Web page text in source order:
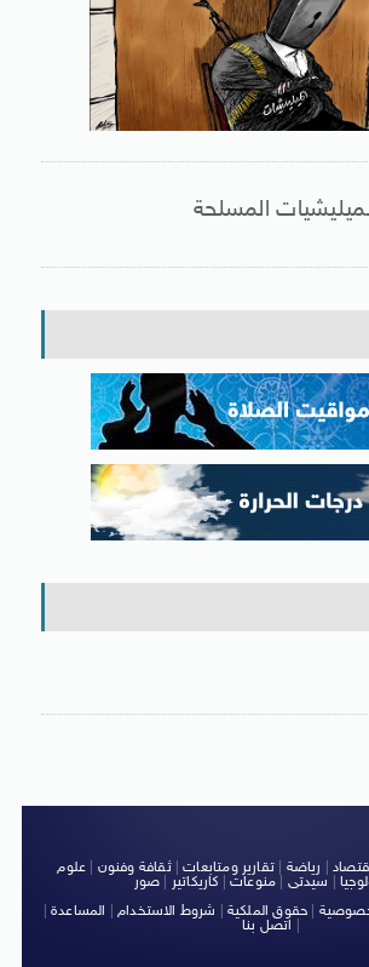
المسلحة
رياضة |تقارير ومتابعات|ثقافة وفنون
علوم
| سيدتى منوعات كاريكاتير صور
حقوق الملكية شروط الاستخدام| المساعدة|
اتصل بنا